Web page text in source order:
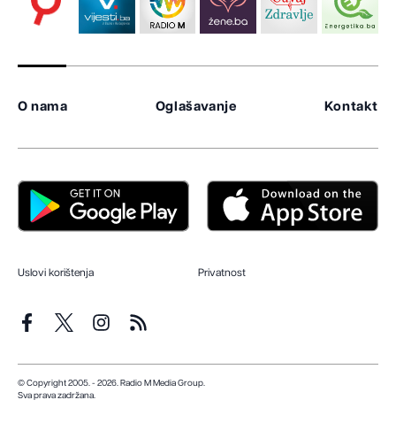
O nama Oglašavanje Kontakt
Uslovi korištenja Privatnost
© Copyright 2005. - 2026. Radio M Media Group.
Sva prava zadržana.